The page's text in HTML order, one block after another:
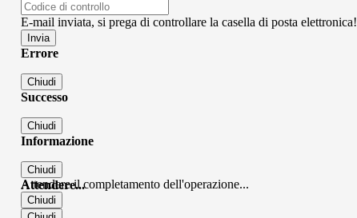
E-mail inviata, si prega di controllare la casella di posta elettronica!
Errore
Chiudi
Successo
Chiudi
Informazione
Chiudi
Attendere...
Attendere il completamento dell'operazione...
Chiudi